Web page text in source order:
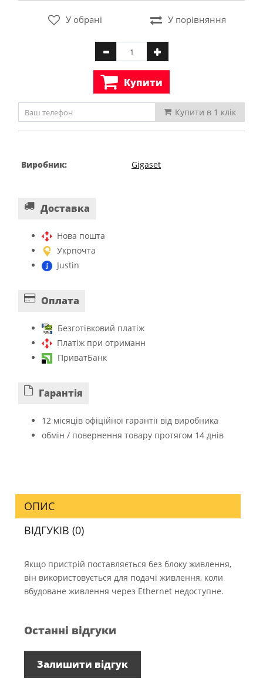
У обрані У порівняння
Купити
Купити в 1 клiк
Виробник: Gigaset
Доставка
Нова пошта
Укрпочта
Justin
Оплата
Безготівковий платіж
Платіж при отриманн
ПриватБанк
Гарантiя
12 місяців офіційної гарантії від виробника
обмін / повернення товару протягом 14 днів
ОПИС
ВІДГУКІВ (0)
Якщо пристрій поставляється без блоку живлення,
він використовується для подачі живлення, коли
вбудоване живлення через Ethernet недоступне.
Останні відгуки
Залишити відгук